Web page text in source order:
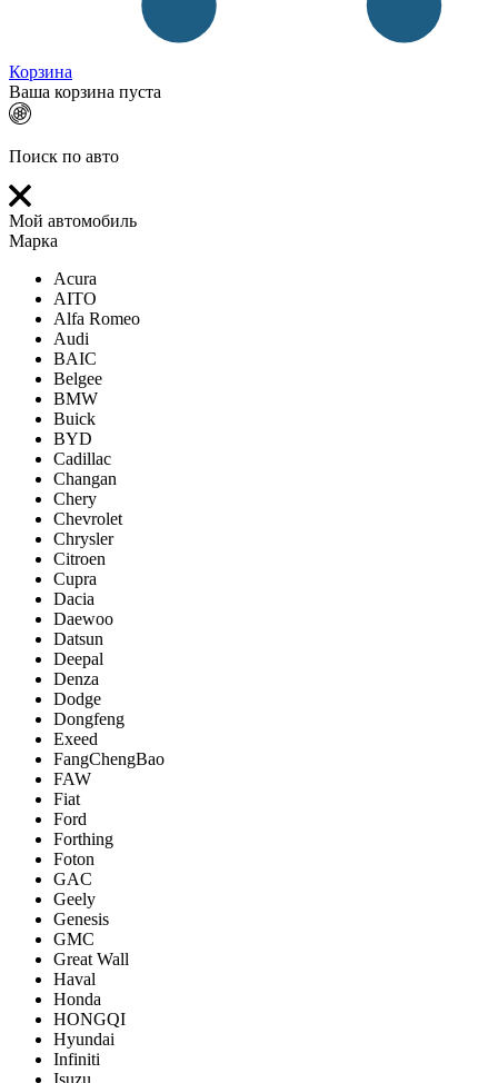
Корзина
Ваша корзина пуста
Поиск по авто
Мой автомобиль
Марка
Acura
AITO
Alfa Romeo
Audi
BAIC
Belgee
BMW
Buick
BYD
Cadillac
Changan
Chery
Chevrolet
Chrysler
Citroen
Cupra
Dacia
Daewoo
Datsun
Deepal
Denza
Dodge
Dongfeng
Exeed
FangChengBao
FAW
Fiat
Ford
Forthing
Foton
GAC
Geely
Genesis
GMC
Great Wall
Haval
Honda
HONGQI
Hyundai
Infiniti
Isuzu